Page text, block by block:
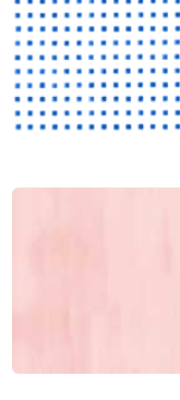
体調の悪
（動画）」
『限りあ
で思うこと
実家の断
神社のヒ
結果が・
実家の断
邪気の出
「難」が